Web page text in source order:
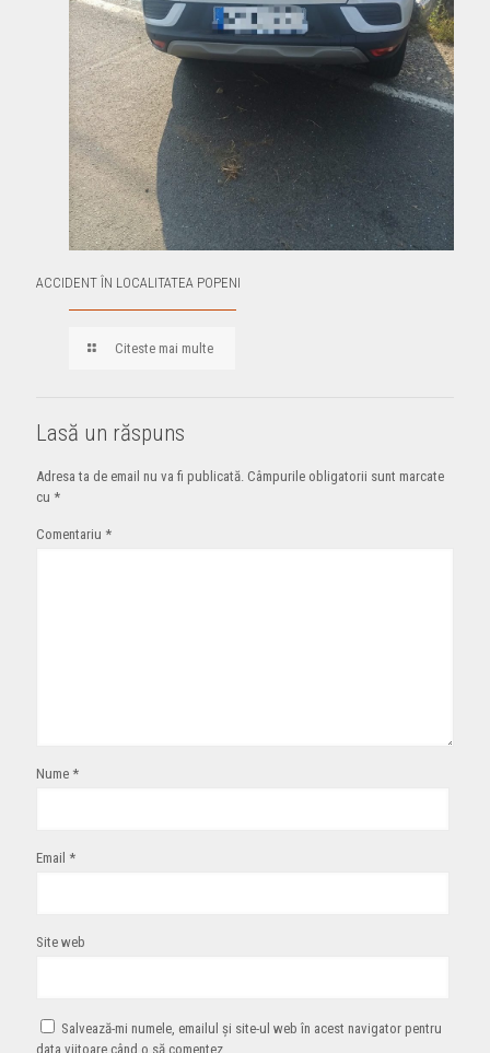
ACCIDENT ÎN LOCALITATEA POPENI
Citeste mai multe
Lasă un răspuns
Adresa ta de email nu va fi publicată. Câmpurile obligatorii sunt marcate
cu *
Comentariu *
Nume *
Email *
Site web
Salvează-mi numele, emailul și site-ul web în acest navigator pentru
data viitoare când o să comentez.